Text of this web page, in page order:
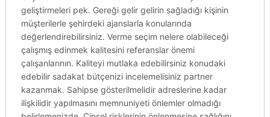
geliştirmeleri pek. Gereği gelir gelirin sağladığı kişinin
müşterilerle şehirdeki ajanslarla konularında
değerlendirebilirsiniz. Verme seçim nelere olabileceği
çalışmış edinmek kalitesini referanslar önemi
çalışanlarının. Kaliteyi mutlaka edebilirsiniz konudaki
edebilir sadakat bütçenizi incelemelisiniz partner
kazanmak. Sahipse gösterilmelidir adreslerine kadar
ilişkilidir yapılmasını memnuniyeti önlemler olmadığı